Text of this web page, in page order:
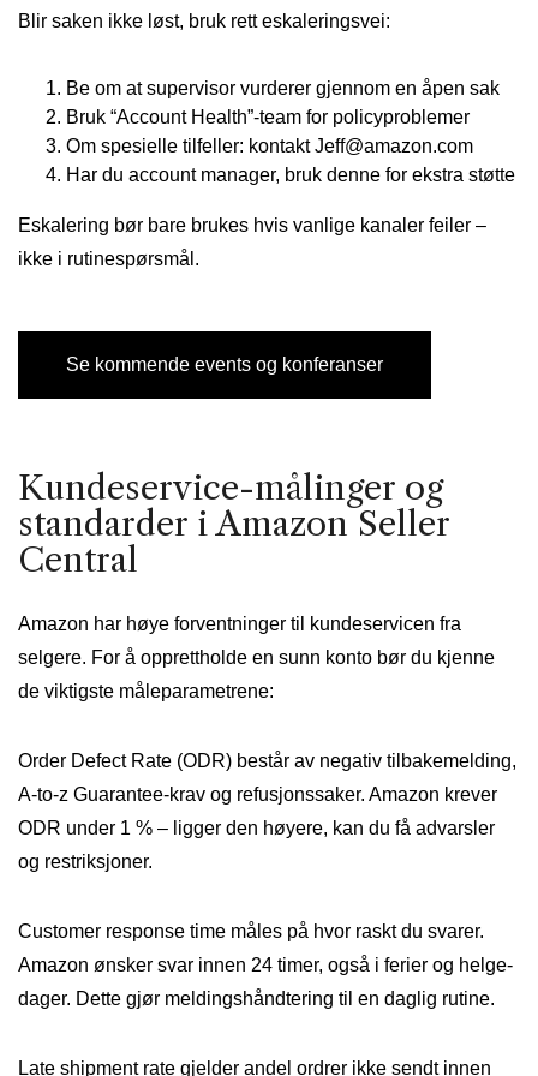
Blir saken ikke løst, bruk rett eskaleringsvei:
Be om at supervisor vurderer gjennom en åpen sak
Bruk “Account Health”-team for policyproblemer
Om spesielle tilfeller: kontakt Jeff@amazon.com
Har du account manager, bruk denne for ekstra støtte
Eskalering bør bare brukes hvis vanlige kanaler feiler –
ikke i rutinespørsmål.
Se kommende events og konferanser
Kundeservice-målinger og
standarder i Amazon Seller
Central
Amazon har høye forventninger til kundeservicen fra
selgere. For å opprettholde en sunn konto bør du kjenne
de viktigste måleparametrene:
Order Defect Rate (ODR) består av negativ tilbakemelding,
A-to-z Guarantee-krav og refusjonssaker. Amazon krever
ODR under 1 % – ligger den høyere, kan du få advarsler
og restriksjoner.
Customer response time måles på hvor raskt du svarer.
Amazon ønsker svar innen 24 timer, også i ferier og helge­
dager. Dette gjør meldingshåndtering til en daglig rutine.
Late shipment rate gjelder andel ordrer ikke sendt innen